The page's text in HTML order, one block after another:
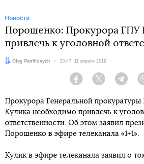
Новости
Порошенко: Прокурора ГПУ
привлечь к уголовной
Автор:
Oleg Panfilovych Дата:
23:47, 11 апреля 2019
Facebook Twitter
Прокурора Генеральной прокуратуры
Кулика необходимо привлечь к
ответственности. Об этом заявил
Порошенко в эфире телеканала «1+1».
Кулик в эфире телеканала заявил о